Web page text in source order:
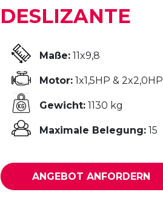
DESLIZANTE
Maße: 11x9,8
Motor: 1x1,5HP & 2x2,0HP
Gewicht: 1130 kg
Maximale Belegung: 15
ANGEBOT ANFORDERN